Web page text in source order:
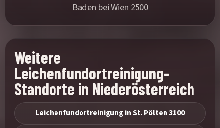
Baden bei Wien 2500
Weitere
Leichenfundortreinigung-
Standorte in Niederösterreich
Leichenfundortreinigung in St. Pölten 3100